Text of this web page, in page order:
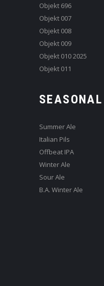
Objekt 696
Objekt 007
Objekt 008
Objekt 009
Objekt 010 2025
Objekt 011
SEASONAL
Summer Ale
Italian Pils
Offbeat IPA
Winter Ale
Sour Ale
B.A. Winter Ale